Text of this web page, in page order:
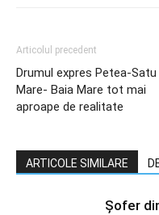
Articolul precedent
Drumul expres Petea-Satu
Mare- Baia Mare tot mai
aproape de realitate
ARTICOLE SIMILARE
Șofer